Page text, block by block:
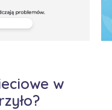
w